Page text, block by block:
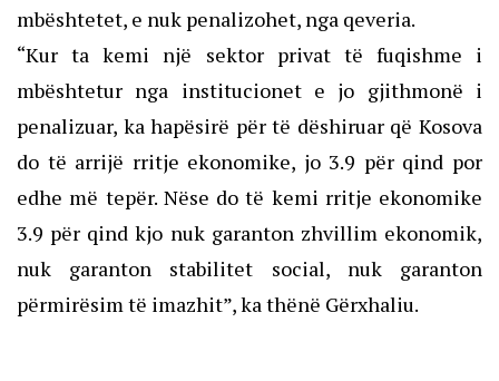
mbështetet, e nuk penalizohet, nga qeveria.
“Kur ta kemi një sektor privat të fuqishme i
mbështetur nga institucionet e jo gjithmonë i
penalizuar, ka hapësirë për të dëshiruar që Kosova
do të arrijë rritje ekonomike, jo 3.9 për qind por
edhe më tepër. Nëse do të kemi rritje ekonomike
3.9 për qind kjo nuk garanton zhvillim ekonomik,
nuk garanton stabilitet social, nuk garanton
përmirësim të imazhit”, ka thënë Gërxhaliu.